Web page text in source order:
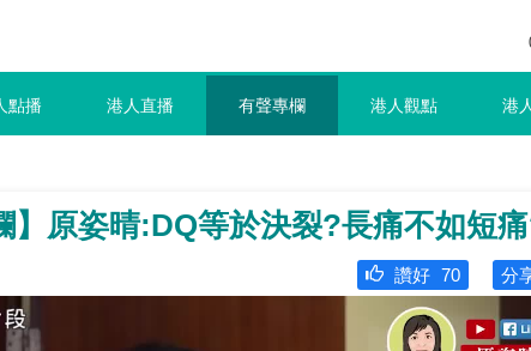
點播 港人直播 有聲專欄 港人觀點 港
】原姿晴:DQ等於決裂?長痛不如短
分
讚好 70